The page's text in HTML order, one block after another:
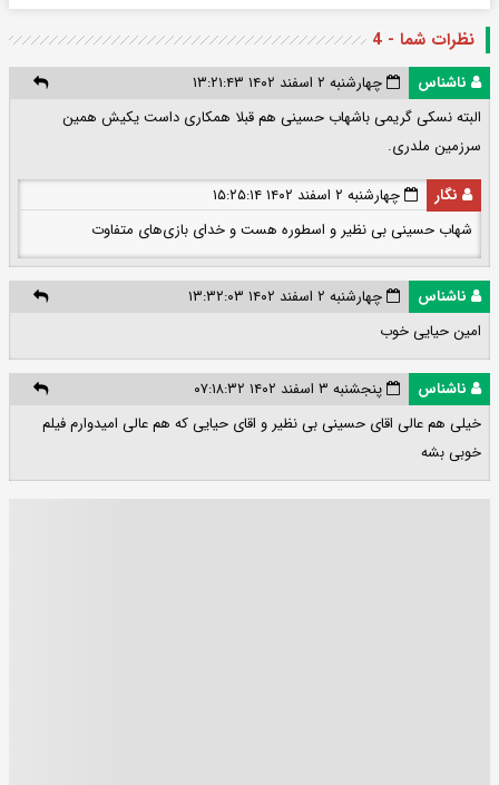
نظرات شما - 4
ناشناس
چهارشنبه ۲ اسفند ۱۴۰۲ ۱۳:۲۱:۴۳
البته نسکی گریمی باشهاب حسینی هم قبلا همکاری داست یکیش همین
سرزمین ملدری.
نگار
چهارشنبه ۲ اسفند ۱۴۰۲ ۱۵:۲۵:۱۴
شهاب حسینی بی نظیر و اسطوره هست و خدای بازی‌های متفاوت
ناشناس
چهارشنبه ۲ اسفند ۱۴۰۲ ۱۳:۳۲:۰۳
امین حیایی خوب
ناشناس
پنجشنبه ۳ اسفند ۱۴۰۲ ۰۷:۱۸:۳۲
خیلی هم عالی اقای حسینی بی نظیر و اقای حیایی که هم عالی امیدوارم فیلم
خوبی بشه